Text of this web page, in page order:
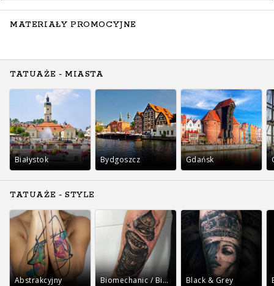
MATERIAŁY PROMOCYJNE
TATUAŻE - MIASTA
Białystok Bydgoszcz Gdańsk
TATUAŻE - STYLE
Abstrakcyjny Biomechanic / Bio-organic Black & Grey